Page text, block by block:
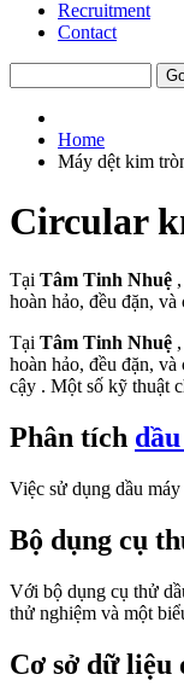
Recruitment
Contact
Home
Máy dệt kim
Circular
Tại Tâm Tinh Nhuệ
hoàn hảo, đều đặn,
Tại Tâm Tinh Nhuệ
hoàn hảo, đều đặn,
cậy . Một số kỹ thuật
Phân tích
Việc sử dụng dầu
Bộ dụng cụ
Với bộ dụng cụ thử
thử nghiệm và một
Cơ sở dữ liệu